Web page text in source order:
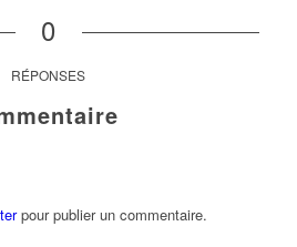
0
RÉPONSES
pour publier un commentaire.